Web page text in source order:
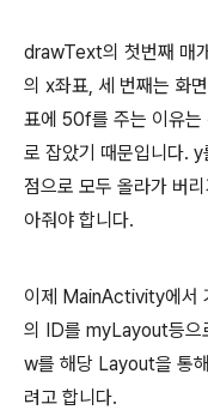
drawText의 첫번째 매
의 x좌표, 세 번째는 화
표에 50f를 주는 이유
로 잡았기 때문입니다.
점으로 모두 올라가 버
아줘야 합니다.
이제 MainActivity에서
의 ID를 myLayout등으
w를 해당 Layout을 통
려고 합니다.